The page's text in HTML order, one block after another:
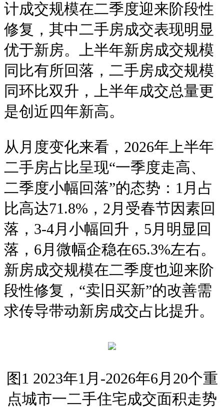
计成交规模在二季度迎来阶段性
修复，其中二手房成交表现明显
优于新房。上半年新房成交规模
同比有所回落，二手房成交规模
同环比双升，上半年成交总量更
是创近四年新高。
从月度变化来看，2026年上半年
二手房占比呈现“一季度走高、
二季度小幅回落”的态势：1月占
比高达71.8%，2月受春节因素回
落，3-4月小幅回升，5月明显回
落，6月微幅企稳在65.3%左右。
新房成交规模在二季度也迎来阶
段性修复，“卖旧买新”的改善需
求传导带动新房成交占比提升。
图1 2023年1月-2026年6月20个重
点城市一二手住宅成交面积走势